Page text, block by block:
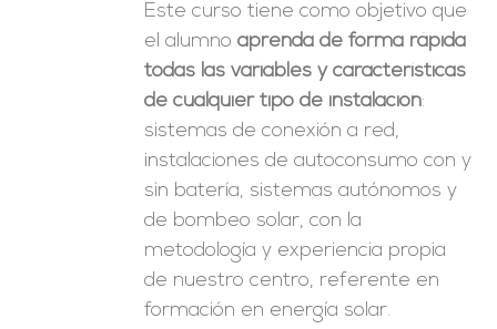
Este curso tiene como objetivo que
el alumnoaprenda de forma rápida
todas las variables y características
de cualquier tipo de instalación:
sistemas de conexión a red,
instalaciones de autoconsumo con y
sin batería, sistemas autónomos y
de bombeo solar, con la
metodología y experiencia propia
de nuestro centro, referente en
formación en energía solar.